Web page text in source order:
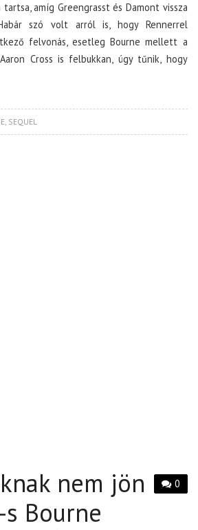
amíg Greengrasst és Damont vissza
szó volt arról is, hogy Rennerrel
felvonás, esetleg Bourne mellett a
Cross is felbukkan, úgy tűnik, hogy
, SEQUEL
0
nem jön
Bourne